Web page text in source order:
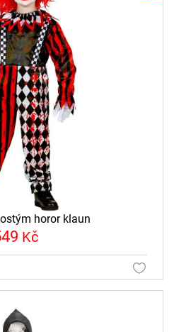
horor klaun
Kč